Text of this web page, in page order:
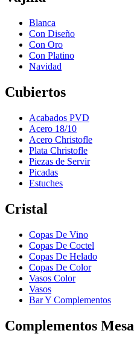
Blanca
Con Diseño
Con Oro
Con Platino
Navidad
Cubiertos
Acabados PVD
Acero 18/10
Acero Christofle
Plata Christofle
Piezas de Servir
Picadas
Estuches
Cristal
Copas De Vino
Copas De Coctel
Copas De Helado
Copas De Color
Vasos Color
Vasos
Bar Y Complementos
Complementos Mesa